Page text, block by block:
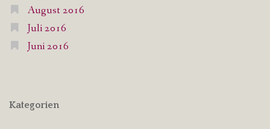
August 2016
Juli 2016
Juni 2016
Kategorien